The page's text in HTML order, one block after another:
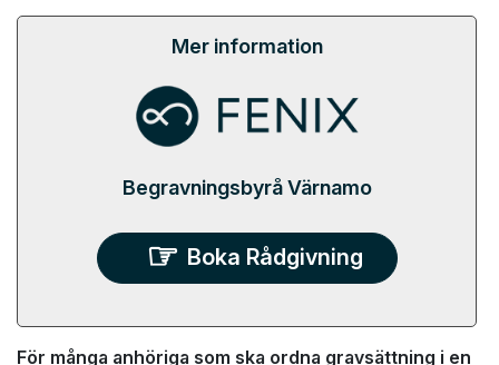
Mer information
Begravningsbyrå Värnamo
Boka Rådgivning
För många anhöriga som ska ordna gravsättning i en